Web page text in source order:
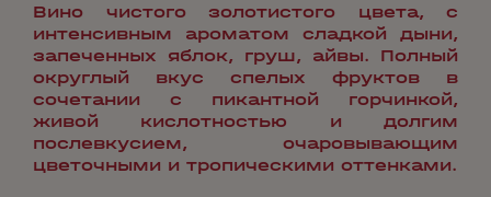
Вино чистого золотистого цвета, с
интенсивным ароматом сладкой дыни,
запеченных яблок, груш, айвы. Полный
округлый вкус спелых фруктов в
сочетании с пикантной горчинкой,
живой кислотностью и долгим
послевкусием, очаровывающим
цветочными и тропическими оттенками.